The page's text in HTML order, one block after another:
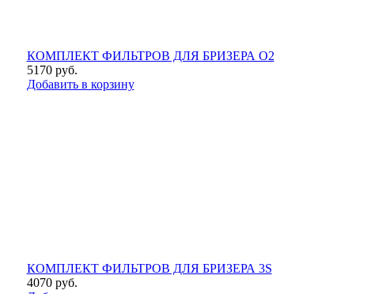
КОМПЛЕКТ ФИЛЬТРОВ ДЛЯ БРИЗЕРА O2
5170руб.
Добавить в корзину
КОМПЛЕКТ ФИЛЬТРОВ ДЛЯ БРИЗЕРА 3S
4070руб.